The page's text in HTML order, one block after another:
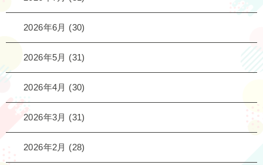
2026年6月 (30)
2026年5月 (31)
2026年4月 (30)
2026年3月 (31)
2026年2月 (28)